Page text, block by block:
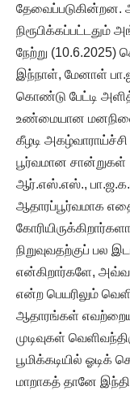
தேவைப்படுகின்றன.
நிரூபிக்கப்பட்டதும்
நேற்று (10.6.2025)
இந்நாள், மேனாள்
கொண்டு பேட்டி
உண்மையான
கீழடி
பூர்வமான
ஆர்.எஸ்.எஸ்.,
ஆதாரப்பூர்வமாக
நிறுவுவதற்குப் பல
என்கிறார்களே,
என்ற பெயரிலும்
ஆதாரங்கள்
முடிவுகள்
பூமிக்கடியில்
மாறாகத் தானே